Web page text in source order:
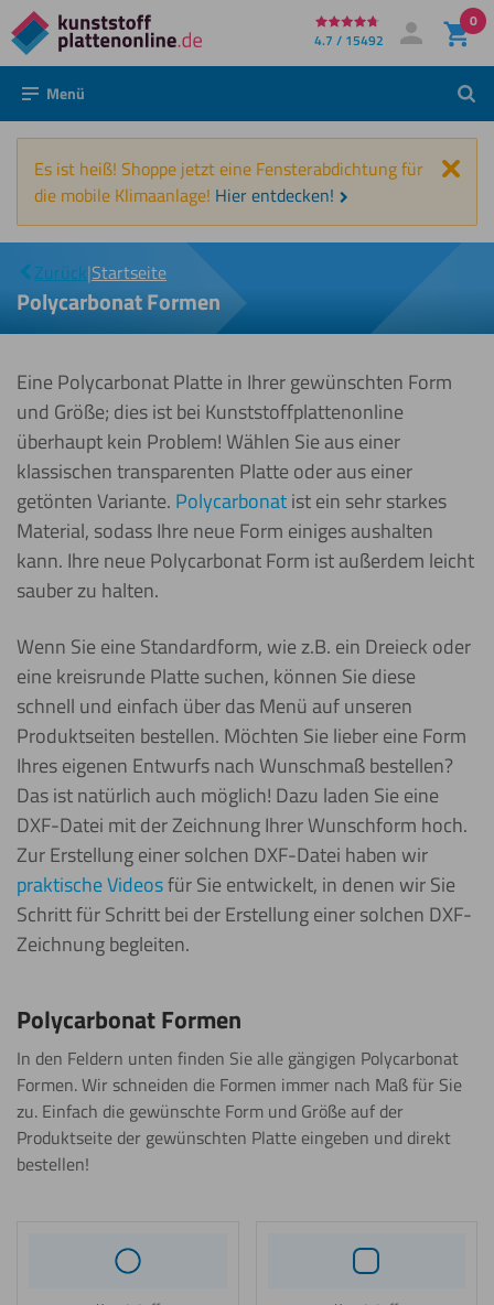
Direkt
zum
Inhalt
4.7 / 15492 Mein Konto
Anmelden
0
Menü
Es ist heiß! Shoppe jetzt eine Fensterabdichtung für
die mobile Klimaanlage! Hier entdecken!
Zurück|Startseite
Polycarbonat
Formen
Polycarbonat Formen
Eine Polycarbonat Platte in Ihrer gewünschten Form
und Größe; dies ist bei Kunststoffplattenonline
überhaupt kein Problem! Wählen Sie aus einer
klassischen transparenten Platte oder aus einer
getönten Variante. Polycarbonatist ein sehr starkes
Material, sodass Ihre neue Form einiges aushalten
kann. Ihre neue Polycarbonat Form ist außerdem leicht
sauber zu halten.
Wenn Sie eine Standardform, wie z.B. ein Dreieck oder
eine kreisrunde Platte suchen, können Sie diese
schnell und einfach über das Menü auf unseren
Produktseiten bestellen. Möchten Sie lieber eine Form
Ihres eigenen Entwurfs nach Wunschmaß bestellen?
Das ist natürlich auch möglich! Dazu laden Sie eine
DXF-Datei mit der Zeichnung Ihrer Wunschform hoch.
Zur Erstellung einer solchen DXF-Datei haben wir
praktische Videosfür Sie entwickelt, in denen wir Sie
Schritt für Schritt bei der Erstellung einer solchen DXF-
Zeichnung begleiten.
Polycarbonat Formen
In den Feldern unten finden Sie alle gängigen Polycarbonat
Formen. Wir schneiden die Formen immer nach Maß für Sie
zu. Einfach die gewünschte Form und Größe auf der
Produktseite der gewünschten Platte eingeben und direkt
bestellen!